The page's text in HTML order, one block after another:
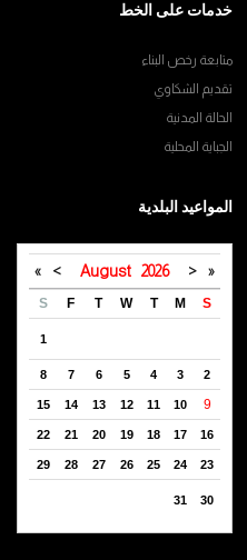
خدمات على الخط
متابعة رخص البناء
تقديم الشكاوي
الحالة المدنية
الجباية المحلية
المواعيد البلدية
«
<
August 2026
>
»
S
M
T
W
T
F
S
1
2
3
4
5
6
7
8
9
10
11
12
13
14
15
16
17
18
19
20
21
22
23
24
25
26
27
28
29
30
31